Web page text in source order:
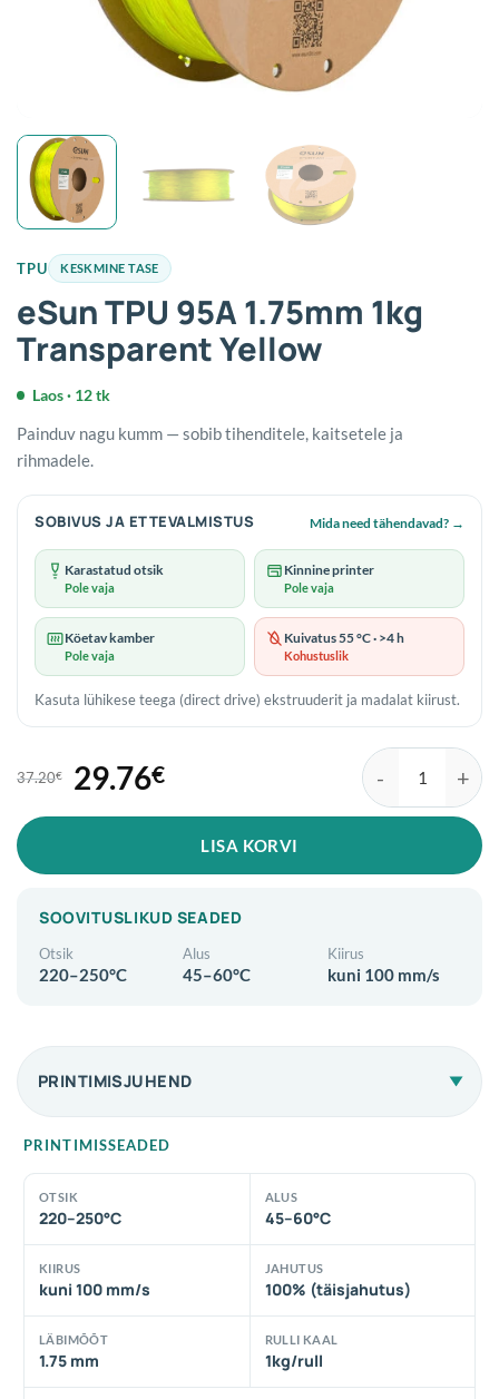
TPU KESKMINE TASE
eSun TPU 95A 1.75mm 1kg
Transparent Yellow
Laos · 12 tk
Painduv nagu kumm — sobib tihenditele, kaitsetele ja
rihmadele.
SOBIVUS JA ETTEVALMISTUS Mida need tähendavad? →
Karastatud otsik
Pole vaja
Kinnine printer
Pole vaja
Köetav kamber
Pole vaja
Kuivatus 55 °C · >4 h
Kohustuslik
Kasuta lühikese teega (direct drive) ekstruuderit ja madalat kiirust.
37.20€
Algne
hind
oli:
37.20€.
29.76€
Praegune
hind
on:
29.76€.
eSun TPU 95A
LISA KORVI
SOOVITUSLIKUD SEADED
Otsik
220–250°C
Alus
45–60°C
Kiirus
kuni 100 mm/s
PRINTIMISJUHEND
PRINTIMISSEADED
OTSIK
220–250°C
ALUS
45–60°C
KIIRUS
kuni 100 mm/s
JAHUTUS
100% (täisjahutus)
LÄBIMÕÕT
1.75 mm
RULLI KAAL
1kg/rull